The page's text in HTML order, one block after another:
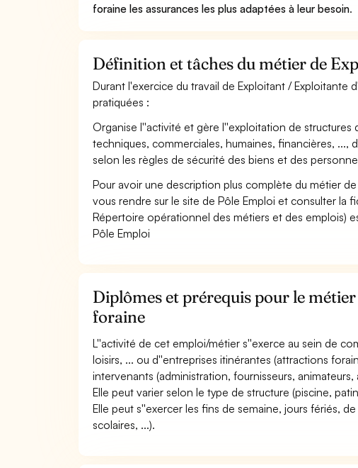
foraine les assurances les plus adaptées à leur besoin.
Définition et tâches du métier de
Durant l'exercice du travail de Exploitant /
pratiquées :
Organise l''activité et gère l''exploitation de
techniques, commerciales, humaines, financières,
selon les règles de sécurité des biens et des
Pour avoir une description plus complète du métier
vous rendre sur le site de Pôle Emploi et consulter la
Répertoire opérationnel des métiers et des emplois)
Pôle Emploi
Diplômes et prérequis pour le
foraine
L''activité de cet emploi/métier s''exerce au sein de
loisirs, ... ou d''entreprises itinérantes (attractions
intervenants (administration, fournisseurs, animateurs,
Elle peut varier selon le type de structure (piscine,
Elle peut s''exercer les fins de semaine, jours fériés,
scolaires, ...).